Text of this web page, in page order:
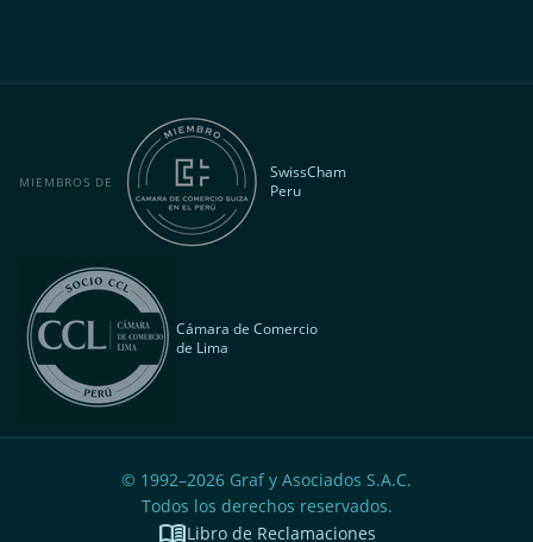
MIEMBROS DE
SwissCham
Peru
Cámara de Comercio
de Lima
© 1992–2026 Graf y Asociados S.A.C.
Todos los derechos reservados.
menu_bookLibro de Reclamaciones